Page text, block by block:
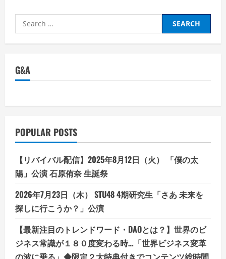
Search
for:
G&A
POPULAR POSTS
【リバイバル配信】2025年8月12日（火） 「僕の太
陽」公演 石原侑奈 生誕祭
2026年7月23日（木） STU48 4期研究生「さあ 未来を
探しに行こうか？」公演
【最新注目のトレンドワード・DAOとは？】世界のビ
ジネス常識が１８０度変わる時…「世界ビジネス変革
の波に乗る」◆限定２大特典付きでコンテンツ総時間